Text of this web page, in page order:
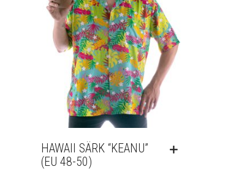
HAWAII SÄRK “KEANU”
(EU 48-50)